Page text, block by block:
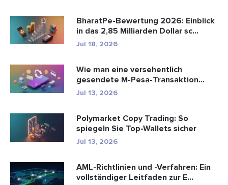
BharatPe-Bewertung 2026: Einblick
in das 2,85 Milliarden Dollar sc...
Jul 18, 2026
Wie man eine versehentlich
gesendete M-Pesa-Transaktion
rückgäng...
Jul 13, 2026
Polymarket Copy Trading: So
spiegeln Sie Top-Wallets sicher
Jul 13, 2026
AML-Richtlinien und -Verfahren: Ein
vollständiger Leitfaden zur E...